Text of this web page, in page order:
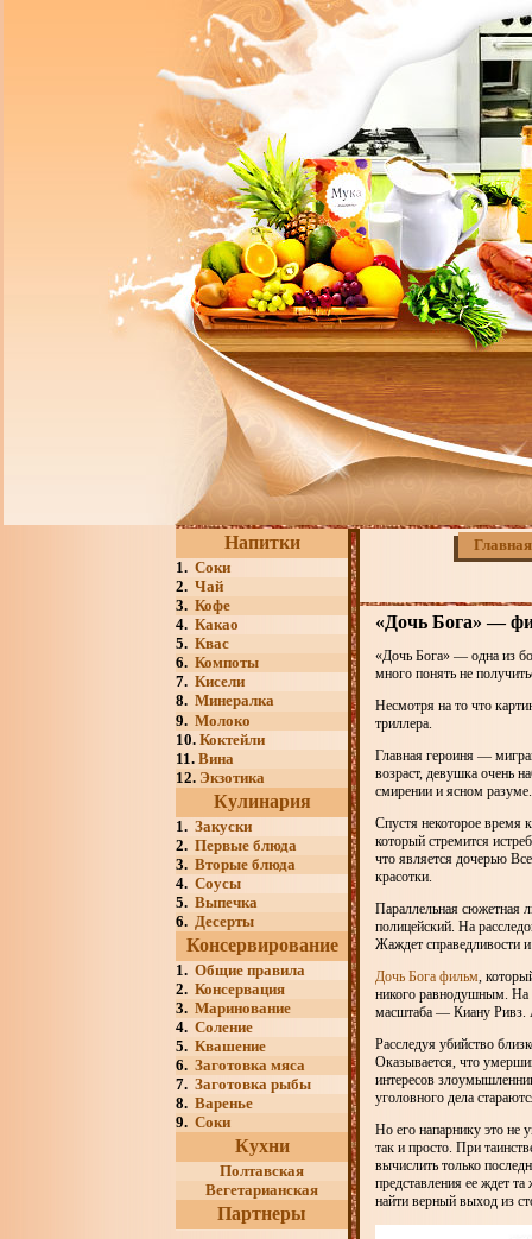
Напитки
1. Соки
2. Чай
3. Кофе
4. Какао
5. Квас
6. Компоты
7. Кисели
8. Минералка
9. Молоко
10. Коктейли
11. Вина
12. Экзотика
Кулинария
1. Закуски
2. Первые блюда
3. Вторые блюда
4. Соусы
5. Выпечка
6. Десерты
Консервирование
1. Общие правила
2. Консервация
3. Маринование
4. Соление
5. Квашение
6. Заготовка мяса
7. Заготовка рыбы
8. Варенье
9. Соки
Кухни
Полтавская
Вегетарианская
Партнеры
Главная
«Дочь Бога» —
«Дочь Бога» — одна из
много понять не
Несмотря на то что
триллера.
Главная героиня —
возраст, девушка очень
смирении и ясном разуме.
Спустя некоторое время
который стремится
что является дочерью
красотки.
Параллельная сюжетная
полицейский. На
Жаждет справедливости
Дочь Бога фильм,
никого равнодушным. На
масштаба — Киану Ривз.
Расследуя убийство
Оказывается, что
интересов
уголовного дела
Но его напарнику это не
так и просто. При
вычислить только
представления ее ждет
найти верный выход из